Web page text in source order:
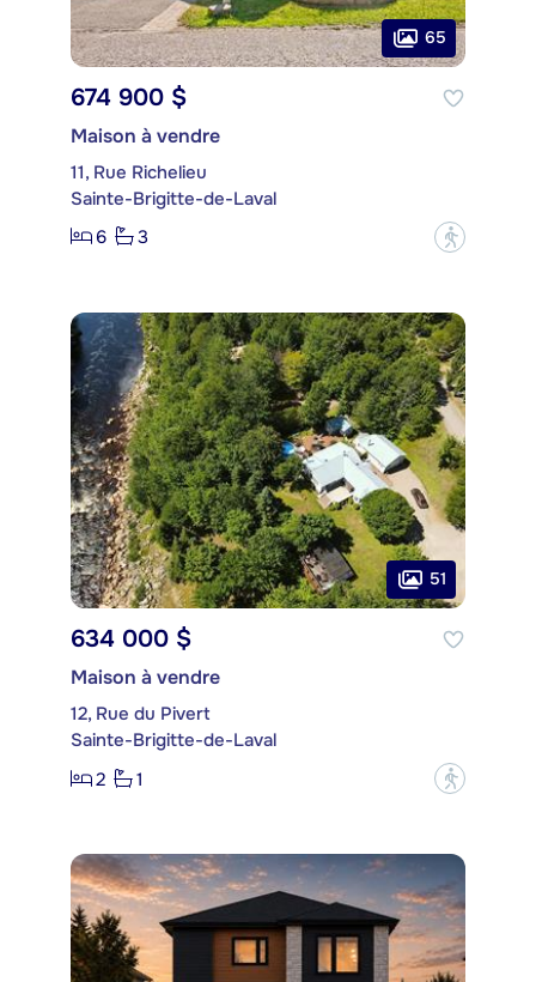
65
674 900 $
Maison à vendre
11, Rue Richelieu
Sainte-Brigitte-de-Laval
6
3 ?
51
634 000 $
Maison à vendre
12, Rue du Pivert
Sainte-Brigitte-de-Laval
2
1 ?